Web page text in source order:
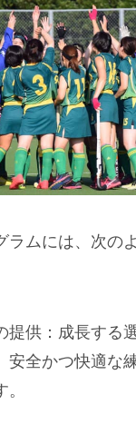
ラムには、次の
提供：成長する
安全かつ快適な